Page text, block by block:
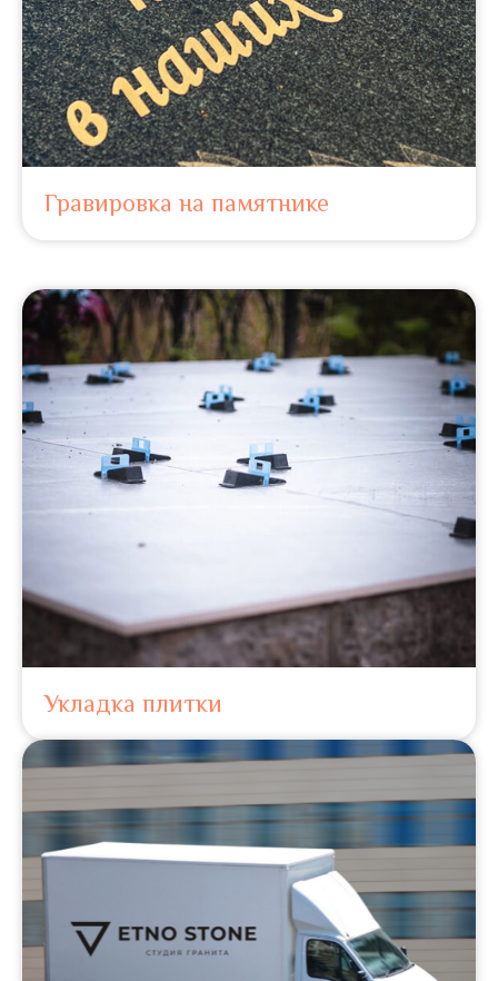
Гравировка на памятнике
Укладка плитки